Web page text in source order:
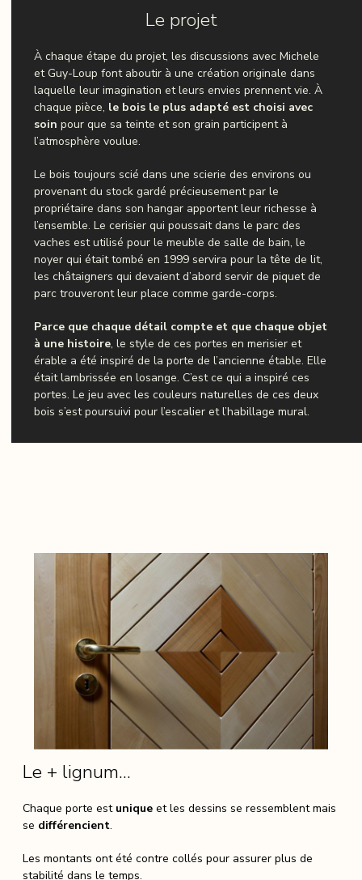
Le projet
À chaque étape du projet, les discussions avec Michele
et Guy-Loup font aboutir à une création originale dans
laquelle leur imagination et leurs envies prennent vie. À
chaque pièce, le bois le plus adapté est choisi avec
soin pour que sa teinte et son grain participent à
l’atmosphère voulue.
Le bois toujours scié dans une scierie des environs ou
provenant du stock gardé précieusement par le
propriétaire dans son hangar apportent leur richesse à
l’ensemble. Le cerisier qui poussait dans le parc des
vaches est utilisé pour le meuble de salle de bain, le
noyer qui était tombé en 1999 servira pour la tête de lit,
les châtaigners qui devaient d’abord servir de piquet de
parc trouveront leur place comme garde-corps.
Parce que chaque détail compte et que chaque objet
à une histoire, le style de ces portes en merisier et
érable a été inspiré de la porte de l’ancienne étable. Elle
était lambrissée en losange. C’est ce qui a inspiré ces
portes. Le jeu avec les couleurs naturelles de ces deux
bois s’est poursuivi pour l’escalier et l’habillage mural.
Le + lignum…
Chaque porte est unique et les dessins se ressemblent mais
se différencient.
Les montants ont été contre collés pour assurer plus de
stabilité dans le temps.